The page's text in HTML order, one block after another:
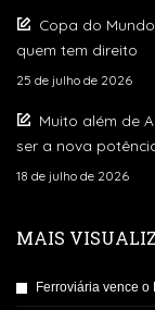
Copa do
quem tem direito
25 de julho de 2026
Muito além de
ser a nova
18 de julho de 2026
MAIS
Ferroviária vence